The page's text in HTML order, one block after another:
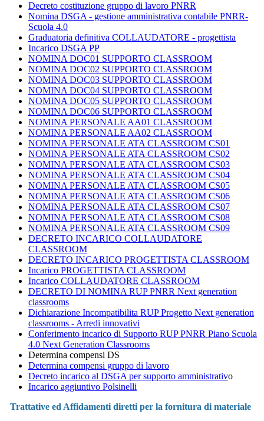
Decreto costituzione gruppo di lavoro PNRR
Nomina DSGA - gestione amministrativa contabile PNRR-
Scuola 4.0
Graduatoria definitiva COLLAUDATORE - progettista
Incarico DSGA PP
NOMINA DOC01 SUPPORTO CLASSROOM
NOMINA DOC02 SUPPORTO CLASSROOM
NOMINA DOC03 SUPPORTO CLASSROOM
NOMINA DOC04 SUPPORTO CLASSROOM
NOMINA DOC05 SUPPORTO CLASSROOM
NOMINA DOC06 SUPPORTO CLASSROOM
NOMINA PERSONALE AA01 CLASSROOM
NOMINA PERSONALE AA02 CLASSROOM
NOMINA PERSONALE ATA CLASSROOM CS01
NOMINA PERSONALE ATA CLASSROOM CS02
NOMINA PERSONALE ATA CLASSROOM CS03
NOMINA PERSONALE ATA CLASSROOM CS04
NOMINA PERSONALE ATA CLASSROOM CS05
NOMINA PERSONALE ATA CLASSROOM CS06
NOMINA PERSONALE ATA CLASSROOM CS07
NOMINA PERSONALE ATA CLASSROOM CS08
NOMINA PERSONALE ATA CLASSROOM CS09
DECRETO INCARICO COLLAUDATORE
CLASSROOM
DECRETO INCARICO PROGETTISTA CLASSROOM
Incarico PROGETTISTA CLASSROOM
Incarico COLLAUDATORE CLASSROOM
DECRETO DI NOMINA RUP PNRR Next generation
classrooms
Dichiarazione Incompatibilita RUP Progetto Next generation
classrooms - Arredi innovativi
Conferimento incarico di Supporto RUP PNRR Piano Scuola
4.0 Next Generation Classrooms
Determina compensi DS
Determina compensi gruppo di lavoro
Decreto incarico al DSGA per supporto amministrativo
Incarico aggiuntivo Polsinelli
Trattative ed Affidamenti diretti per la fornitura di materiale